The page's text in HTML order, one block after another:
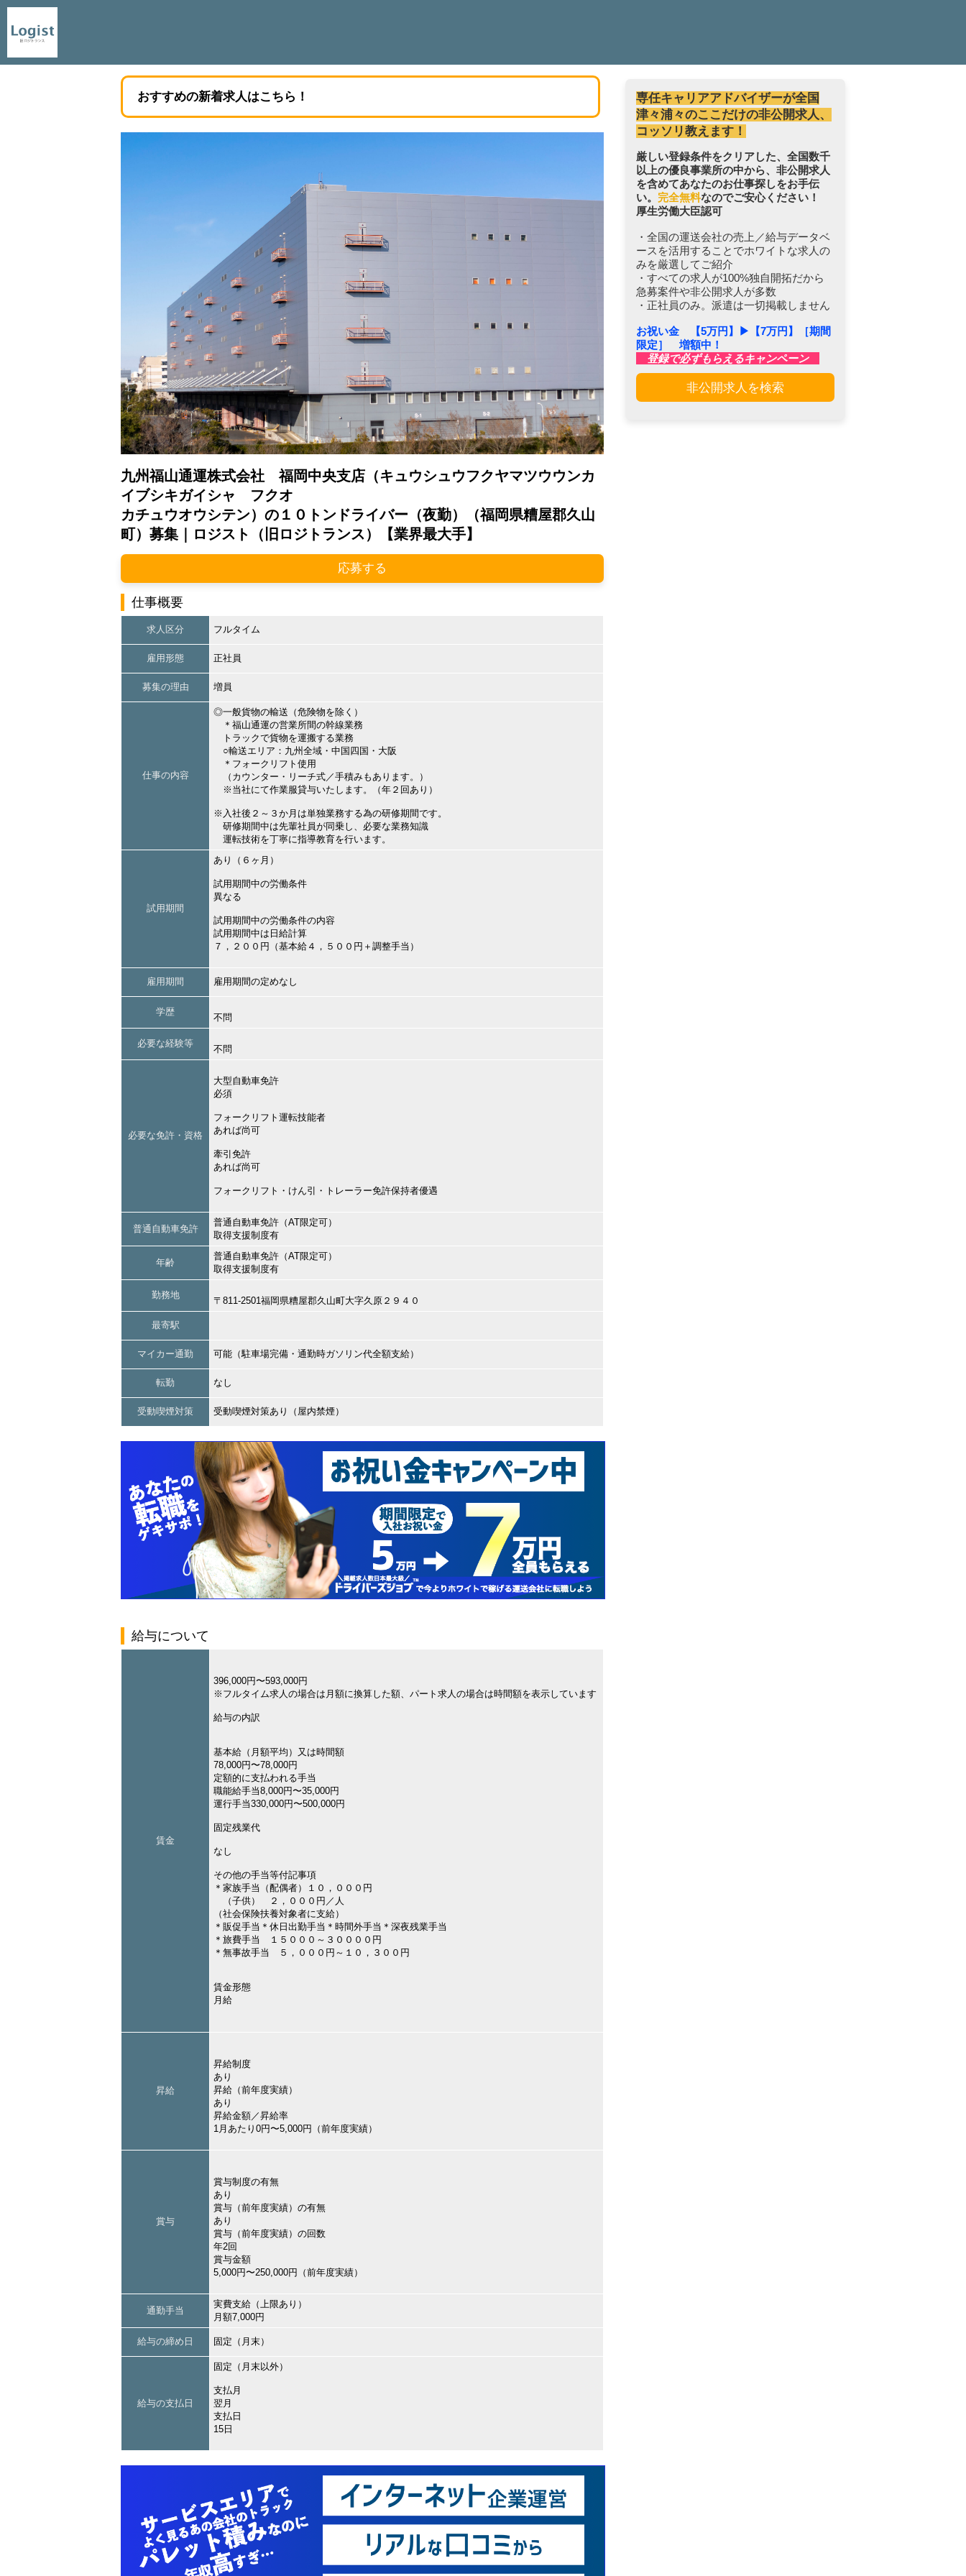
おすすめの新着求人はこちら！
九州福山通運株式会社 福岡中央支店（キュウシュウフクヤマツウウンカ
イブシキガイシャ フクオ
カチュウオウシテン）の１０トンドライバー（夜勤）（福岡県糟屋郡久山
町）募集｜ロジスト（旧ロジトランス）【業界最大手】
応募する
仕事概要
求人区分 フルタイム
雇用形態 正社員
募集の理由 増員
仕事の内容
◎一般貨物の輸送（危険物を除く）
＊福山通運の営業所間の幹線業務
トラックで貨物を運搬する業務
○輸送エリア：九州全域・中国四国・大阪
＊フォークリフト使用
（カウンター・リーチ式／手積みもあります。）
※当社にて作業服貸与いたします。（年２回あり）
※入社後２～３か月は単独業務する為の研修期間です。
研修期間中は先輩社員が同乗し、必要な業務知識
運転技術を丁寧に指導教育を行います。
試用期間
あり（６ヶ月）
試用期間中の労働条件
異なる
試用期間中の労働条件の内容
試用期間中は日給計算
７，２００円（基本給４，５００円＋調整手当）
雇用期間 雇用期間の定めなし
学歴
不問
必要な経験等
不問
必要な免許・資格
大型自動車免許
必須
フォークリフト運転技能者
あれば尚可
牽引免許
あれば尚可
フォークリフト・けん引・トレーラー免許保持者優遇
普通自動車免許
普通自動車免許（AT限定可）
取得支援制度有
年齢
普通自動車免許（AT限定可）
取得支援制度有
勤務地
〒811-2501福岡県糟屋郡久山町大字久原２９４０
最寄駅
マイカー通勤 可能（駐車場完備・通勤時ガソリン代全額支給）
転勤 なし
受動喫煙対策 受動喫煙対策あり（屋内禁煙）
給与について
賃金
396,000円〜593,000円
※フルタイム求人の場合は月額に換算した額、パート求人の場合は時間額を表示しています
給与の内訳
基本給（月額平均）又は時間額
78,000円〜78,000円
定額的に支払われる手当
職能給手当8,000円〜35,000円
運行手当330,000円〜500,000円
固定残業代
なし
その他の手当等付記事項
＊家族手当（配偶者）１０，０００円
（子供） ２，０００円／人
（社会保険扶養対象者に支給）
＊販促手当＊休日出勤手当＊時間外手当＊深夜残業手当
＊旅費手当 １５０００～３００００円
＊無事故手当 ５，０００円～１０，３００円
賃金形態
月給
昇給
昇給制度
あり
昇給（前年度実績）
あり
昇給金額／昇給率
1月あたり0円〜5,000円（前年度実績）
賞与
賞与制度の有無
あり
賞与（前年度実績）の有無
あり
賞与（前年度実績）の回数
年2回
賞与金額
5,000円〜250,000円（前年度実績）
通勤手当
実費支給（上限あり）
月額7,000円
給与の締め日 固定（月末）
給与の支払日
固定（月末以外）
支払月
翌月
支払日
15日
専任キャリアアドバイザーが全国
津々浦々のここだけの非公開求人、
コッソリ教えます！
厳しい登録条件をクリアした、全国数千
以上の優良事業所の中から、非公開求人
を含めてあなたのお仕事探しをお手伝
い。 完全無料なのでご安心ください！
厚生労働大臣認可
・全国の運送会社の売上／給与データベ
ースを活用することでホワイトな求人の
みを厳選してご紹介
・すべての求人が100%独自開拓だから
急募案件や非公開求人が多数
・正社員のみ。派遣は一切掲載しません
お祝い金 【5万円】▶︎【7万円】［期間
限定］ 増額中！
登録で必ずもらえるキャンペーン
非公開求人を検索